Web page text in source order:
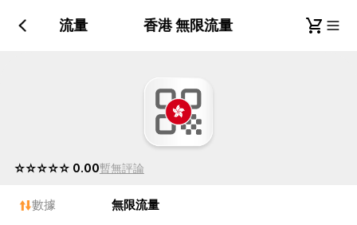
港 無限流量 香港 無限流量
☆☆☆☆☆ 0.00暫無評論
數據 無限流量